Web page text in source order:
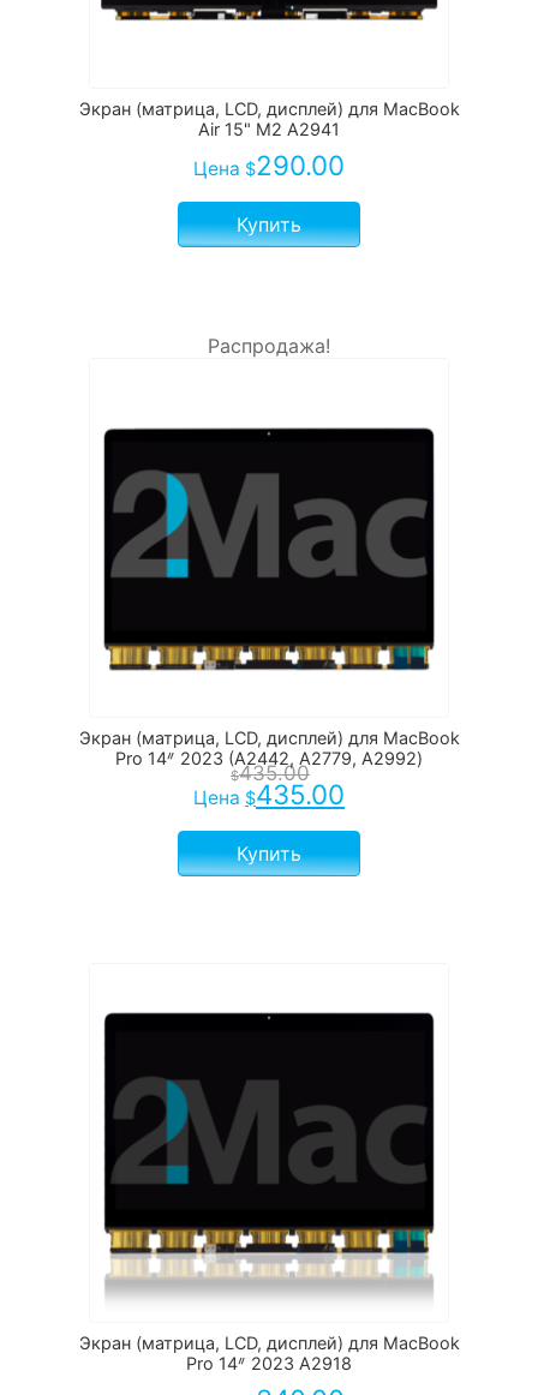
Экран (матрица, LCD, дисплей) для MacBook
Air 15" M2 A2941
Цена $290.00
Купить
Распродажа!
Экран (матрица, LCD, дисплей) для MacBook
Pro 14ᐥ 2023 (A2442, A2779, A2992)
Цена
$435.00
$435.00
Купить
Экран (матрица, LCD, дисплей) для MacBook
Pro 14ᐥ 2023 А2918